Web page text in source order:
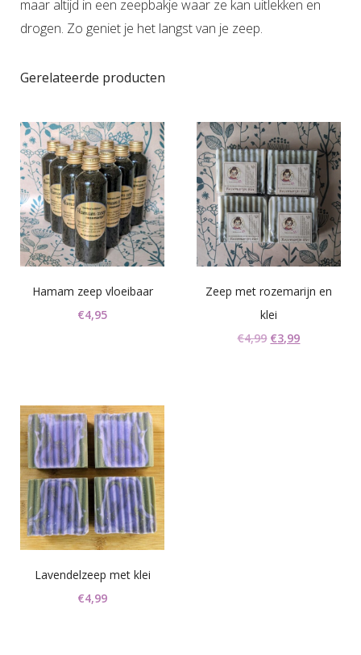
maar altijd in een zeepbakje waar ze kan uitlekken en
drogen. Zo geniet je het langst van je zeep.
Gerelateerde producten
Hamam zeep vloeibaar
€4,95
Zeep met rozemarijn en
klei
€4,99 Oorspronkelijke
€3,99Huidige
Lavendelzeep met klei
€4,99